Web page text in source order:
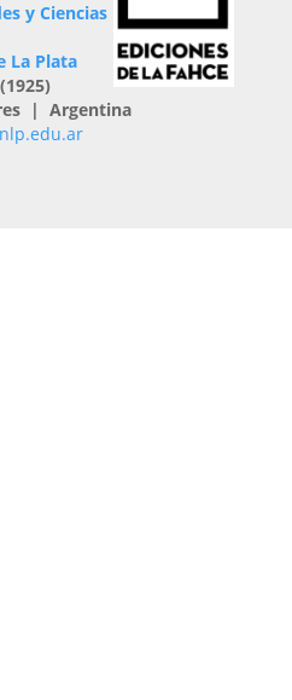
y Ciencias
La Plata
| Argentina